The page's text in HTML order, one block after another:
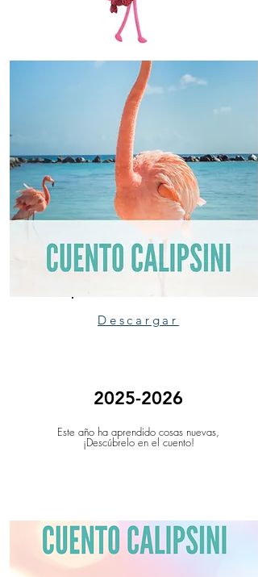
Descargar
2025-2026
Este año ha aprendido cosas nuevas,
¡Descúbrelo en el cuento!